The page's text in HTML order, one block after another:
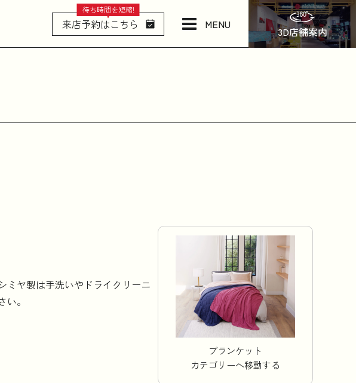
待ち時間を短縮!
来店予約はこちら MENU
3D店舗案内
お問い合わせ
お知らせ
コラム
法人のお客様はこちら
ミヤ製は手洗いやドライクリーニ
。
ブランケット
カテゴリーへ移動する